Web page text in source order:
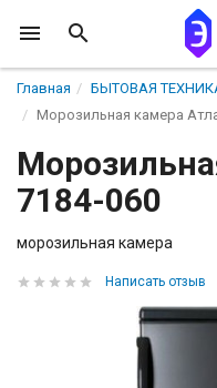
Главная БЫТОВАЯ
Морозильная камера
7184-060
морозильная камера
Написать отзыв